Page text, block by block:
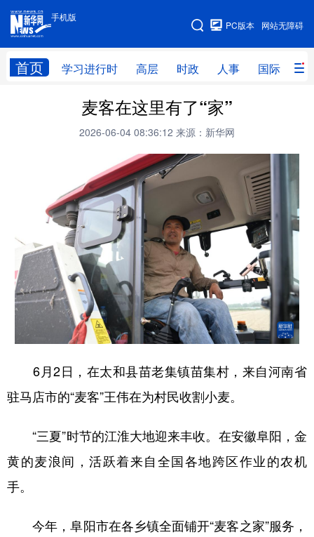
手机版
网站无障碍
PC版本
首页 学习进行时 高层 时政 人事 国际 财
手机版
网站地图
高层 时政
财经 网评
思客智库 全球连线 教育
科创 量子 体育
文化 书画 健康 军事
访谈 视频 图片 政务
法律 中央文件 金融 汽车
食品 人居 信息化 数字经济
学术中国 乡村振兴 银龄 溯源中国
城市 旅游 能源 会展
彩票 娱乐 时尚
公益 一带一路 亚太网 上市公司
文化产业
麦客在这里有了“家”
2026-06-04 08:36:12 来源：新华网
6月2日，在太和县苗老集镇苗集村，来自河南省
驻马店市的“麦客”王伟在为村民收割小麦。
“三夏”时节的江淮大地迎来丰收。在安徽阜阳，金
黄的麦浪间，活跃着来自全国各地跨区作业的农机
手。
今年，阜阳市在各乡镇全面铺开“麦客之家”服务，